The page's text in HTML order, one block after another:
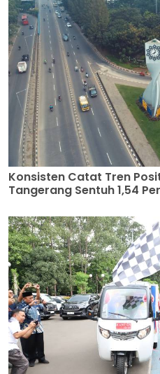
Konsisten Catat Tren
Tangerang Sentuh 1,54